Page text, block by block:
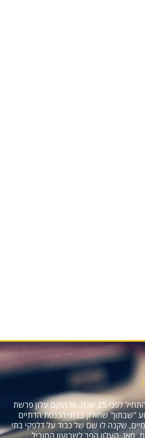
הכל התחיל לפני 25 שנה, אז הוקם עלון פרשת
"שבתון" שחולק בבתי הכנסת הדתיים
שקנה לו שם של כבוד על דלפקי בתי
מאז, העלון הפך לשבועון המוביל